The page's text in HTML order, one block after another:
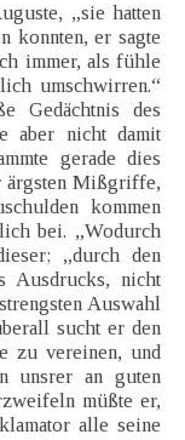
„sie hatten
konnten, er sagte
immer, als fühle
umschwirren.“
Gedächtnis des
aber nicht damit
gerade dies
ärgsten Mißgriffe,
kommen
bei. „Wodurch
„durch den
Ausdrucks, nicht
Auswahl
sucht er den
zu vereinen, und
unsrer an guten
müßte er,
alle seine